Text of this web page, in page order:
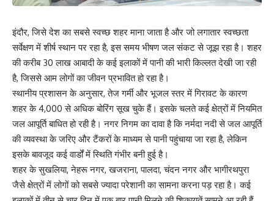
इंदौर, जिसे देश का सबसे स्वच्छ शहर माना जाता है और जो लगातार स्वच्छता
सर्वेक्षण में शीर्ष स्थान पर रहा है, इस समय भीषण जल संकट से जूझ रहा है। शहर
की करीब 30 लाख आबादी के कई इलाकों में पानी की भारी किल्लत देखी जा रही
है, जिससे आम लोगों का जीवन प्रभावित हो रहा है।
स्थानीय प्रशासन के अनुसार, तेज गर्मी और भूजल स्तर में गिरावट के कारण
शहर के 4,000 से अधिक बोरिंग सूख चुके हैं। इसके चलते कई क्षेत्रों में नियमित
जल आपूर्ति बाधित हो रही है। नगर निगम का दावा है कि नर्मदा नदी से जल आपूर्ति
की व्यवस्था के जरिए और टैंकरों के माध्यम से पानी पहुंचाया जा रहा है, लेकिन
इसके बावजूद कई वार्डों में स्थिति गंभीर बनी हुई है।
शहर के सुखलिया, नेहरू नगर, खजराना, पालदा, चंदन नगर और भागीरथपुरा
जैसे क्षेत्रों में लोगों को सबसे ज्यादा परेशानी का सामना करना पड़ रहा है। कई